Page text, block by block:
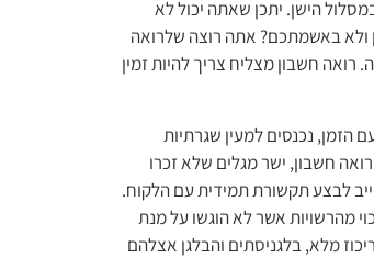
הישן. יתכן שאתה יכול לא
ולא באשמתכם? אתה רוצה שלרואה
חשבון מצליח צריך להיות זמין
הזמן, נכנסים למעין שגרתיות
חשבון, ישר מגלים שלא זכרו
לבצע תקשורת תמידית עם הלקוח.
מהרשויות אשר לא הוגשו על מנת
מלא, בלגניסתים והבלגן אצלהם